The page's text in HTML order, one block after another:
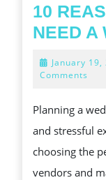
10
NEED A
January 19,
Comments
Planning a
and stressful
choosing the
vendors and